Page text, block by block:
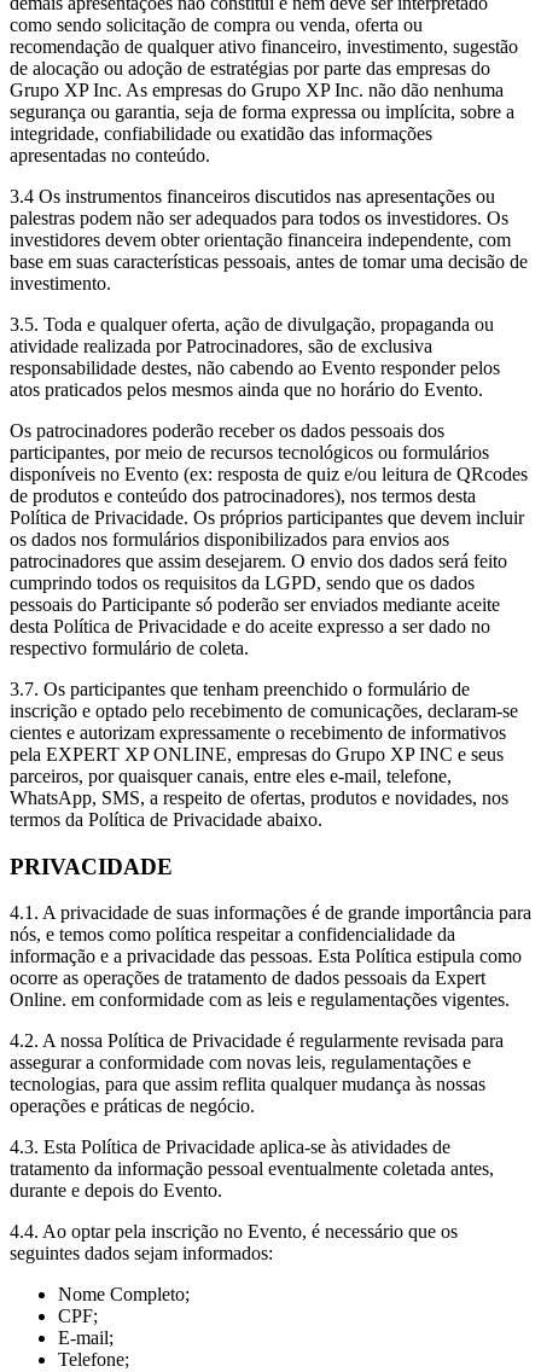
como sendo solicitação de compra ou venda, oferta ou
recomendação de qualquer ativo financeiro, investimento, sugestão
de alocação ou adoção de estratégias por parte das empresas do
Grupo XP Inc. As empresas do Grupo XP Inc. não dão nenhuma
segurança ou garantia, seja de forma expressa ou implícita, sobre a
integridade, confiabilidade ou exatidão das informações
apresentadas no conteúdo.
3.4 Os instrumentos financeiros discutidos nas apresentações ou
palestras podem não ser adequados para todos os investidores. Os
investidores devem obter orientação financeira independente, com
base em suas características pessoais, antes de tomar uma decisão de
investimento.
3.5. Toda e qualquer oferta, ação de divulgação, propaganda ou
atividade realizada por Patrocinadores, são de exclusiva
responsabilidade destes, não cabendo ao Evento responder pelos
atos praticados pelos mesmos ainda que no horário do Evento.
Os patrocinadores poderão receber os dados pessoais dos
participantes, por meio de recursos tecnológicos ou formulários
disponíveis no Evento (ex: resposta de quiz e/ou leitura de QRcodes
de produtos e conteúdo dos patrocinadores), nos termos desta
Política de Privacidade. Os próprios participantes que devem incluir
os dados nos formulários disponibilizados para envios aos
patrocinadores que assim desejarem. O envio dos dados será feito
cumprindo todos os requisitos da LGPD, sendo que os dados
pessoais do Participante só poderão ser enviados mediante aceite
desta Política de Privacidade e do aceite expresso a ser dado no
respectivo formulário de coleta.
3.7. Os participantes que tenham preenchido o formulário de
inscrição e optado pelo recebimento de comunicações, declaram-se
cientes e autorizam expressamente o recebimento de informativos
pela EXPERT XP ONLINE, empresas do Grupo XP INC e seus
parceiros, por quaisquer canais, entre eles e-mail, telefone,
WhatsApp, SMS, a respeito de ofertas, produtos e novidades, nos
termos da Política de Privacidade abaixo.
PRIVACIDADE
4.1. A privacidade de suas informações é de grande importância para
nós, e temos como política respeitar a confidencialidade da
informação e a privacidade das pessoas. Esta Política estipula como
ocorre as operações de tratamento de dados pessoais da Expert
Online. em conformidade com as leis e regulamentações vigentes.
4.2. A nossa Política de Privacidade é regularmente revisada para
assegurar a conformidade com novas leis, regulamentações e
tecnologias, para que assim reflita qualquer mudança às nossas
operações e práticas de negócio.
4.3. Esta Política de Privacidade aplica-se às atividades de
tratamento da informação pessoal eventualmente coletada antes,
durante e depois do Evento.
4.4. Ao optar pela inscrição no Evento, é necessário que os
seguintes dados sejam informados:
Nome Completo;
CPF;
E-mail;
Telefone;